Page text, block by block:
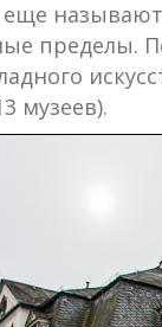
называют
пределы.
музеев).